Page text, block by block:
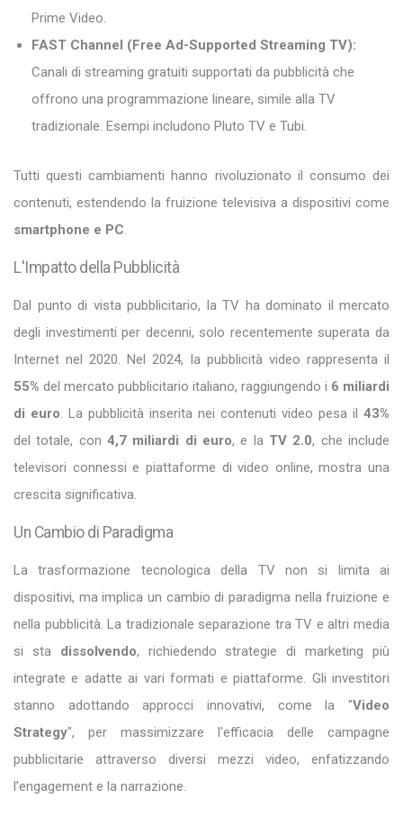
Prime Video.
FAST Channel (Free Ad-Supported Streaming TV):
Canali di streaming gratuiti supportati da pubblicità che
offrono una programmazione lineare, simile alla TV
tradizionale. Esempi includono Pluto TV e Tubi.
Tutti questi cambiamenti hanno rivoluzionato il consumo dei
contenuti, estendendo la fruizione televisiva a dispositivi come
smartphone e PC.
L'Impatto della Pubblicità
Dal punto di vista pubblicitario, la TV ha dominato il mercato
degli investimenti per decenni, solo recentemente superata da
Internet nel 2020. Nel 2024, la pubblicità video rappresenta il
55% del mercato pubblicitario italiano, raggiungendo i 6 miliardi
di euro. La pubblicità inserita nei contenuti video pesa il 43%
del totale, con 4,7 miliardi di euro, e la TV 2.0, che include
televisori connessi e piattaforme di video online, mostra una
crescita significativa.
Un Cambio di Paradigma
La trasformazione tecnologica della TV non si limita ai
dispositivi, ma implica un cambio di paradigma nella fruizione e
nella pubblicità. La tradizionale separazione tra TV e altri media
si sta dissolvendo, richiedendo strategie di marketing più
integrate e adatte ai vari formati e piattaforme. Gli investitori
stanno adottando approcci innovativi, come la "Video
Strategy", per massimizzare l'efficacia delle campagne
pubblicitarie attraverso diversi mezzi video, enfatizzando
l’engagement e la narrazione.